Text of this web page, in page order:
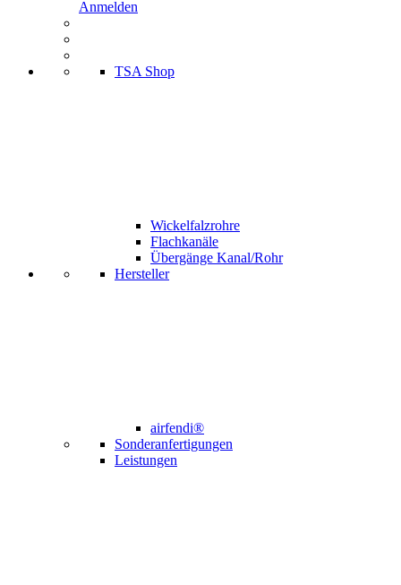
Anmelden
TSA Shop
Wickelfalzrohre
Flachkanäle
Übergänge Kanal/Rohr
Hersteller
airfendi®
Sonderanfertigungen
Leistungen